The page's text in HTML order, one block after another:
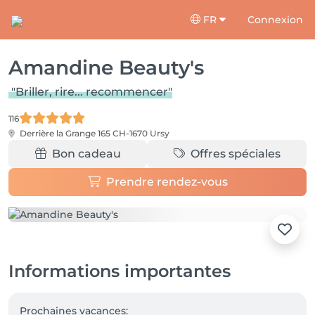
FR Connexion
Amandine Beauty's
"Briller, rire... recommencer"
116
Derrière la Grange 165 CH-1670 Ursy
Bon cadeau Offres spéciales
Prendre rendez-vous
Informations importantes
Prochaines vacances: